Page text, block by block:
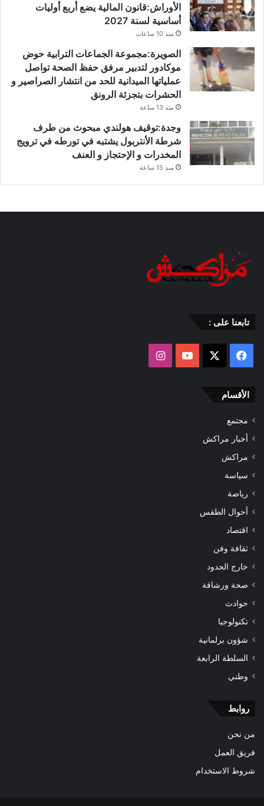
الأوراش:قانون المالية يضع أربع أوليات
أساسية لسنة 2027
منذ 10 ساعات
الصويرة:مجموعة الجماعات الترابية حوض
موكادور لتدبير مرفق حفظ الصحة تواصل
عملياتها الميدانية للحد من انتشار الصراصير و
الحشرات بتجزئة الرونق
منذ 13 ساعة
وجدة:توقيف هولندي مبحوث من طرف
شرطة الأنتربول يشتبه في تورطه في ترويج
المخدرات و الإحتجاز و العنف
منذ 15 ساعة
تابعنا على :
فيسبوك ‫YouTube
الأقسام
مجتمع
أخبار مراكش
مراكش
سياسة
رياضة
أحوال الطقس
اقتصاد
ثقافة وفن
خارج الحدود
صحة ورشاقة
حوادث
تكنولوجيا
شؤون برلمانية
السلطة الرابعة
وطني
روابط
من نحن
فريق العمل
شروط الاستخدام